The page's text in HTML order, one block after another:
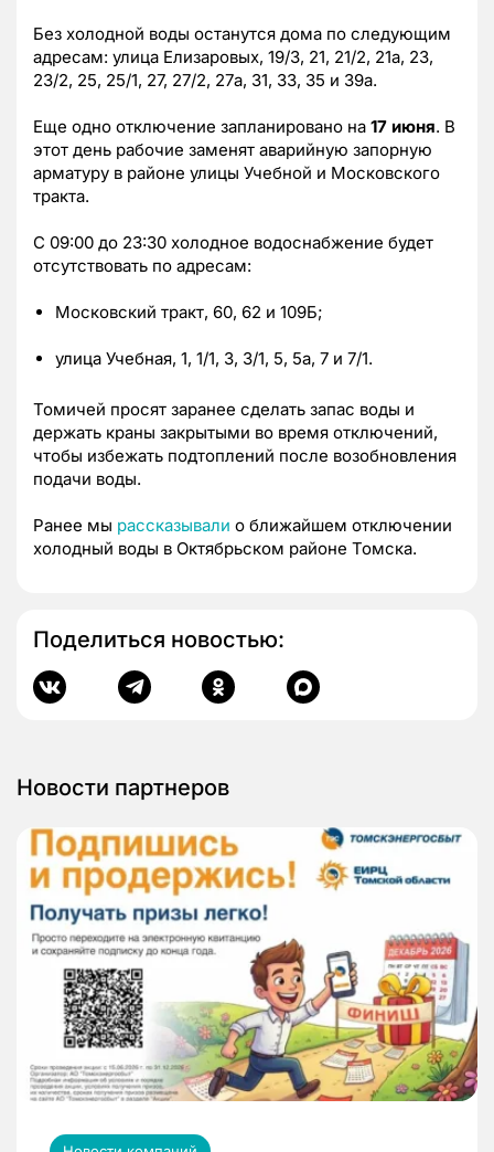
Без холодной воды останутся дома по следующим
адресам: улица Елизаровых, 19/3, 21, 21/2, 21а, 23,
23/2, 25, 25/1, 27, 27/2, 27а, 31, 33, 35 и 39а.
Еще одно отключение запланировано на 17 июня. В
этот день рабочие заменят аварийную запорную
арматуру в районе улицы Учебной и Московского
тракта.
С 09:00 до 23:30 холодное водоснабжение будет
отсутствовать по адресам:
Московский тракт, 60, 62 и 109Б;
улица Учебная, 1, 1/1, 3, 3/1, 5, 5а, 7 и 7/1.
Томичей просят заранее сделать запас воды и
держать краны закрытыми во время отключений,
чтобы избежать подтоплений после возобновления
подачи воды.
Ранее мы рассказывали о ближайшем отключении
холодный воды в Октябрьском районе Томска.
Поделиться новостью:
Новости партнеров